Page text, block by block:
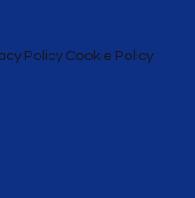
Policy Cookie Policy